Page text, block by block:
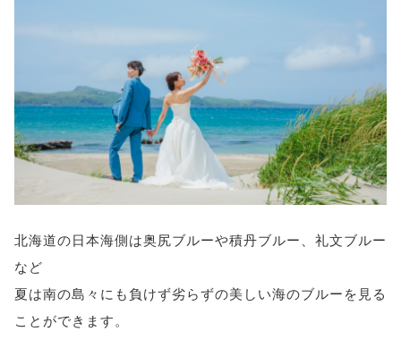
北海道の日本海側は奥尻ブルーや積丹ブルー、礼文ブルー
など
夏は南の島々にも負けず劣らずの美しい海のブルーを見る
ことができます。